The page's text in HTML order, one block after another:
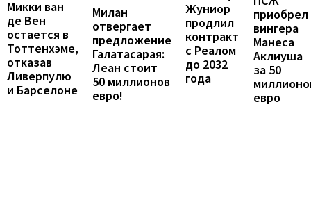
Микки ван
де Вен
остается в
Тоттенхэме,
отказав
Ливерпулю
и Барселоне
Милан
отвергает
предложение
Галатасарая:
Леан стоит
50 миллионов
евро!
Жуниор
продлил
контракт
с Реалом
до 2032
года
приобрел
вингера
Манеса
Аклиуша
за 50
евро